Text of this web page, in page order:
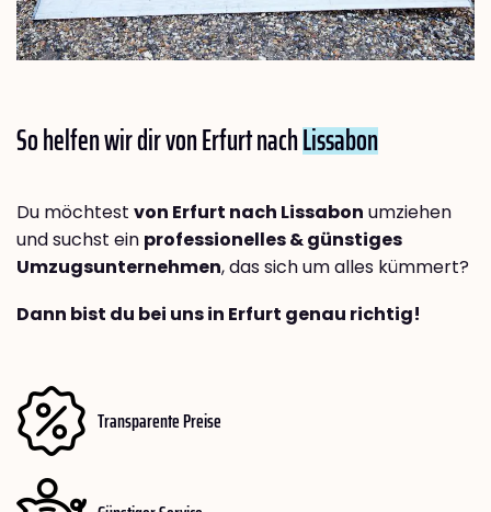
So helfen wir dir von Erfurt nachLissabon
Du möchtest von Erfurt nach Lissabon umziehen
und suchst ein professionelles & günstiges
Umzugsunternehmen, das sich um alles kümmert?
Dann bist du bei uns in Erfurt genau richtig!
Transparente Preise